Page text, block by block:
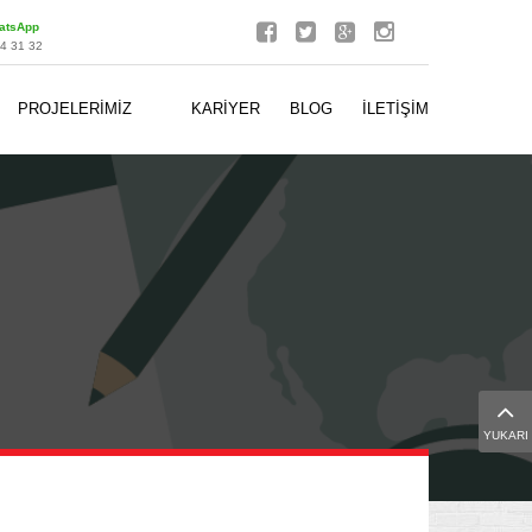
31 32
İLETİŞİM
BLOG
KARİYER
PROJELERİMİZ
YUKARI